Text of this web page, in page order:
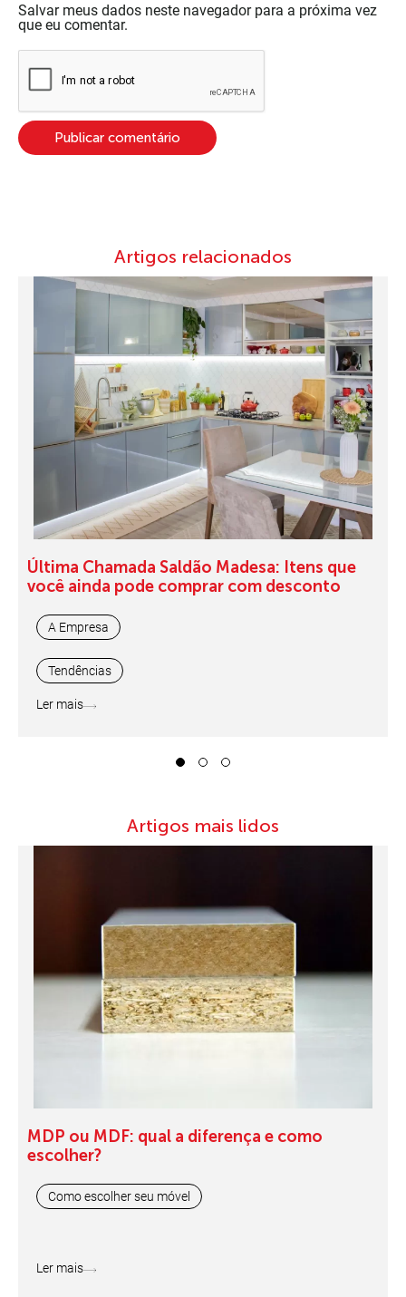
Salvar meus dados neste navegador para a próxima vez
que eu comentar.
Artigos relacionados
Última Chamada Saldão Madesa: Itens que
você ainda pode comprar com desconto
A Empresa
Tendências
Ler mais
3
Artigos mais lidos
MDP ou MDF: qual a diferença e como
escolher?
Como escolher seu móvel
Ler mais